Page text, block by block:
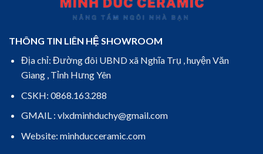
THÔNG TIN LIÊN HỆ SHOWROOM
Địa chỉ: Đường đôi UBND xã Nghĩa Trụ , huyện Văn
Giang , Tỉnh Hưng Yên
CSKH: 0868.163.288
GMAIL : vlxdminhduchy@gmail.com
Website: minhducceramic.com